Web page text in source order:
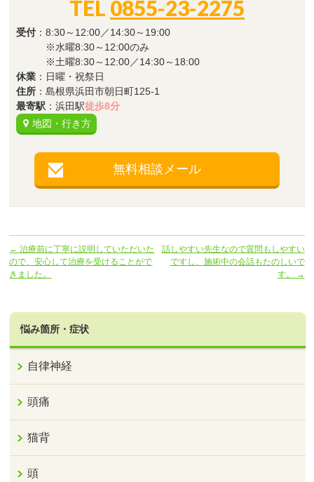
TEL 0855-23-2275
受付 ：8:30～12:00／14:30～19:00
※水曜8:30～12:00のみ
※土曜8:30～12:00／14:30～18:00
休業 ：日曜・祝祭日
住所 ：島根県浜田市朝日町125-1
最寄駅 ：浜田駅徒歩8分
地図・行き方
無料相談メール
← 治療前に丁寧に説明していただいた
ので、安心して治療を受けることがで
きました。
話しやすい先生なので質問もしやすい
ですし、施術中の会話もたのしいで
す。
→
悩み箇所・症状
自律神経
頭痛
猫背
頭